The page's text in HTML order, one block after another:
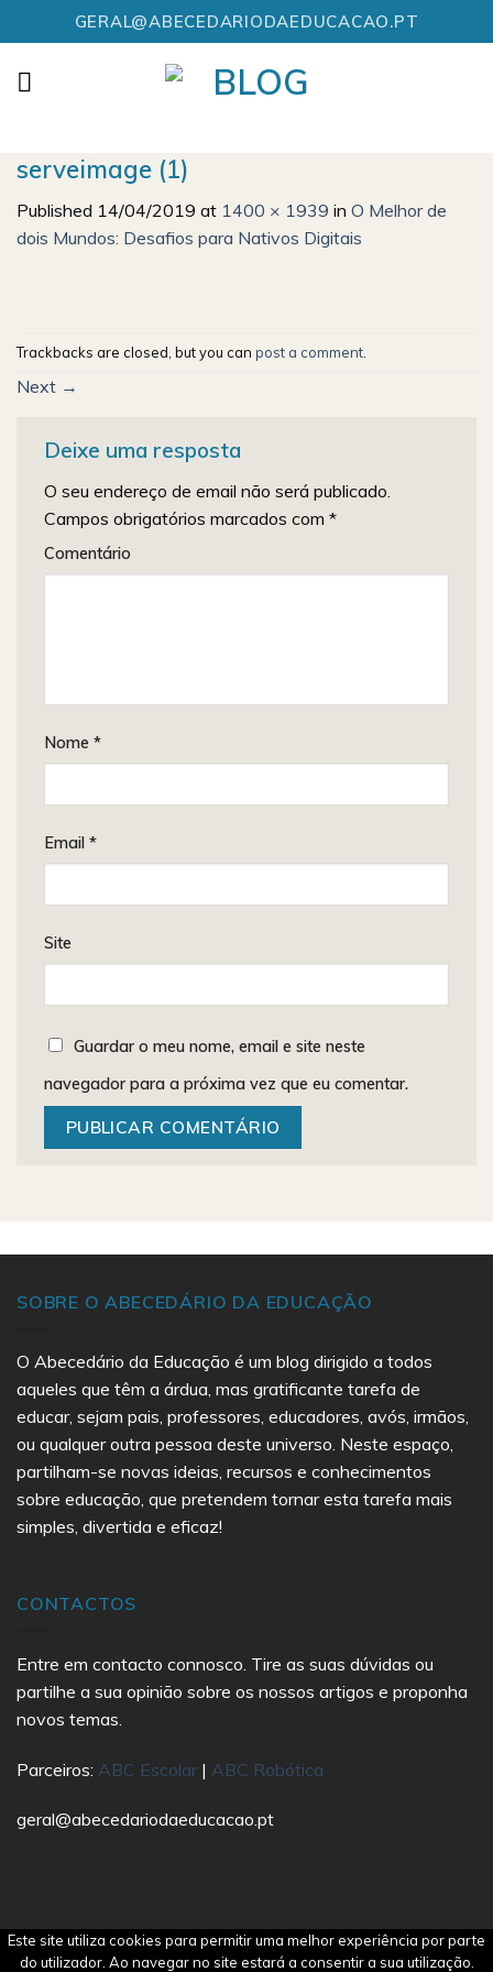
to
content
GERAL@ABECEDARIODAEDUCACAO.PT
serveimage (1)
Published 14/04/2019 at 1400 × 1939 in O Melhor de
dois Mundos: Desafios para Nativos Digitais
Trackbacks are closed, but you can post a comment
Next →
Deixe uma resposta
O seu endereço de email não será publicado.
Campos obrigatórios marcados com *
Comentário
Nome *
Email *
Site
Guardar o meu nome, email e site neste
navegador para a próxima vez que eu comentar.
SOBRE O ABECEDÁRIO DA EDUCAÇÃO
O Abecedário da Educação é um blog dirigido a todos
aqueles que têm a árdua, mas gratificante tarefa de
educar, sejam pais, professores, educadores, avós, irmãos,
ou qualquer outra pessoa deste universo. Neste espaço,
partilham-se novas ideias, recursos e conhecimentos
sobre educação, que pretendem tornar esta tarefa mais
simples, divertida e eficaz!
CONTACTOS
Entre em contacto connosco. Tire as suas dúvidas ou
partilhe a sua opinião sobre os nossos artigos e proponha
novos temas.
Parceiros: ABC Escolar | ABC Robótica
geral@abecedariodaeducacao.pt
Copyright 2021 Abecedário da Educação | All Rights
Este site utiliza cookies para permitir uma melhor experiência por parte
do utilizador. Ao navegar no site estará a consentir a sua utilização.